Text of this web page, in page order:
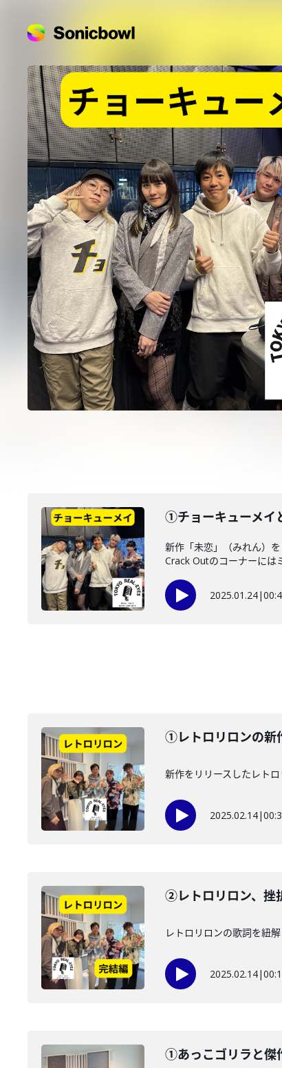
①チョーキューメイ
新作「未恋」（みれん）
Crack Outのコーナーには
2025.01.24|
①レトロリロンの新
新作をリリースしたレト
2025.02.14|
②レトロリロン、挫
レトロリロンの歌詞を紐
2025.02.14|
①あっこゴリラと傑